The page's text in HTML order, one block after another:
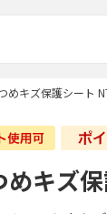
めキズ保護シート
めキズ